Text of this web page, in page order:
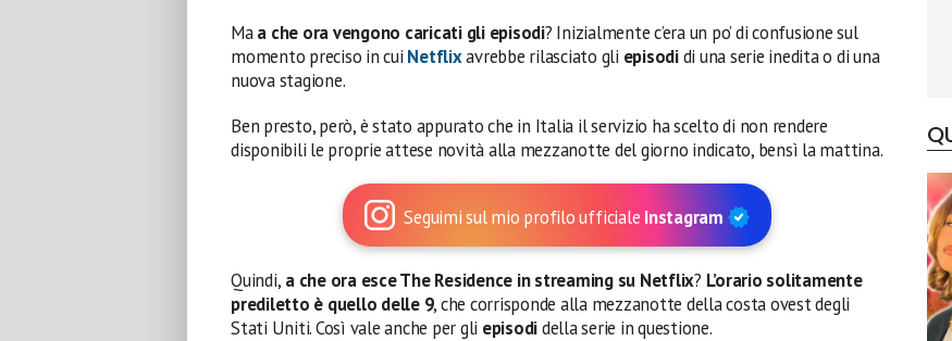
Maa che ora vengono caricati gli episodi? Inizialmente c’era un po’ di confusione sul
momento preciso in cui Netflixavrebbe rilasciato gli episodidi una serie inedita o di una
nuova stagione.
Ben presto, però, è stato appurato che in Italia il servizio ha scelto di non rendere
disponibili le proprie attese novità alla mezzanotte del giorno indicato, bensì la mattina.
Seguimi sul mio profilo ufficiale Instagram
Quindi, a che ora esceThe Residence in streaming su Netflix? L’orario solitamente
prediletto è quello delle 9, che corrisponde alla mezzanotte della costa ovest degli
Stati Uniti. Così vale anche per gli episodidella serie in questione.